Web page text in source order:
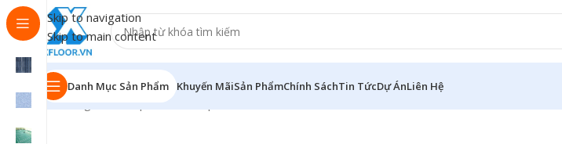
Skip to navigation
Skip to main content
Danh Mục Sản Phẩm Khuyến MãiSản PhẩmChính SáchTin TứcDự ÁnLiên Hệ
Trang chủ/Sản phẩm/